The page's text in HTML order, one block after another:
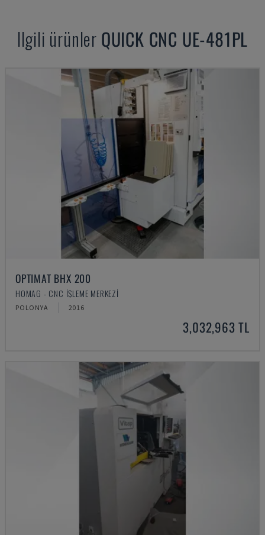
Ilgili ürünler QUICK CNC UE-481PL
OPTIMAT BHX 200
HOMAG - CNC İŞLEME MERKEZI
POLONYA 2016
3,032,963 TL